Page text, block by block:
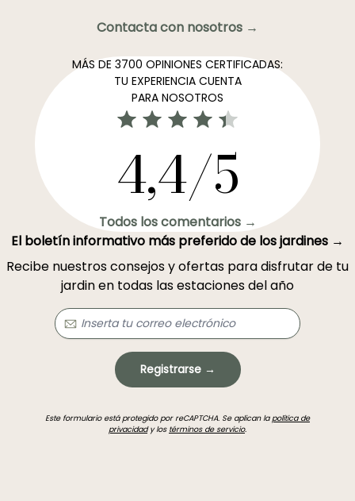
Contacta con nosotros →
MÁS DE 3700 OPINIONES CERTIFICADAS:
TU EXPERIENCIA CUENTA
PARA NOSOTROS
4,4/5
Todos los comentarios →
El boletín informativo más preferido de los jardines →
Recibe nuestros consejos y ofertas para disfrutar de tu
jardin en todas las estaciones del año
Registrarse →
Este formulario está protegido por reCAPTCHA. Se aplican lapolítica de
privacidady los términos de servicio.